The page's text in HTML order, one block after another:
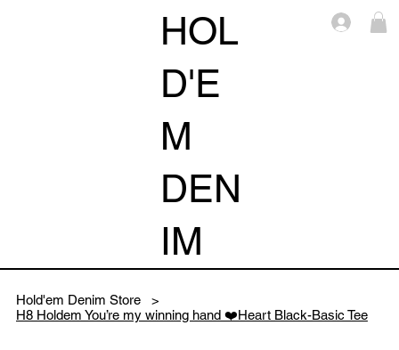
HOL
D'E
M
DEN
IM
Log
Hold'em Denim Store
>
H8 Holdem You’re my winning hand ❤️Heart Black-Basic Tee